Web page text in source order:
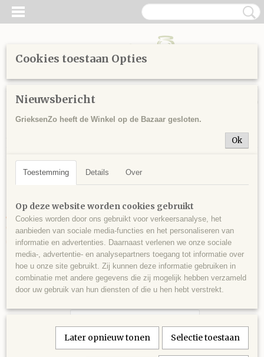
Inloggen
UW WINKELWAGEN
Gastenboek
Beste shoppagina-eigenaar,
Dit is de standaard gastenboekpagina die u kunt gebruiken in uw eigen
webshop! Het enige wat u hoeft te doen is onder het tabje Menu opties
'Toon in menu' op Ja te zetten en natuurlijk deze tekst te vervangen door
uw eigen tekst.
0 Reacties
Er is nog niet gereageerd
Reageer
E-mailadres
Cookies toestaan Opties
Nieuwsbericht
GrieksenZo heeft de Winkel op de Bazaar gesloten.
Ok
Toestemming Details Over
Op deze website worden cookies gebruikt
Cookies worden door ons gebruikt voor verkeersanalyse, het
aanbieden van sociale media-functies en het personaliseren van
informatie en advertenties. Daarnaast verlenen we onze sociale
media-, advertentie- en analysepartners toegang tot informatie over
hoe u onze site gebruikt. Zij kunnen deze informatie gebruiken in
combinatie met andere gegevens die zij mogelijk hebben verzameld
door uw gebruik van hun diensten of die u hen hebt verstrekt.
Later opnieuw tonen Selectie toestaan